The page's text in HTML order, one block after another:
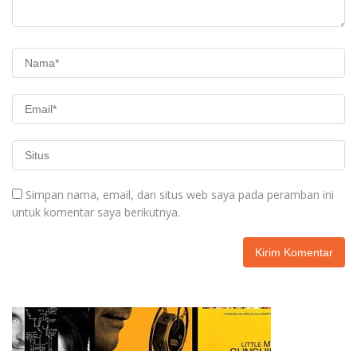
Simpan nama, email, dan situs web saya pada peramban ini
untuk komentar saya berikutnya.